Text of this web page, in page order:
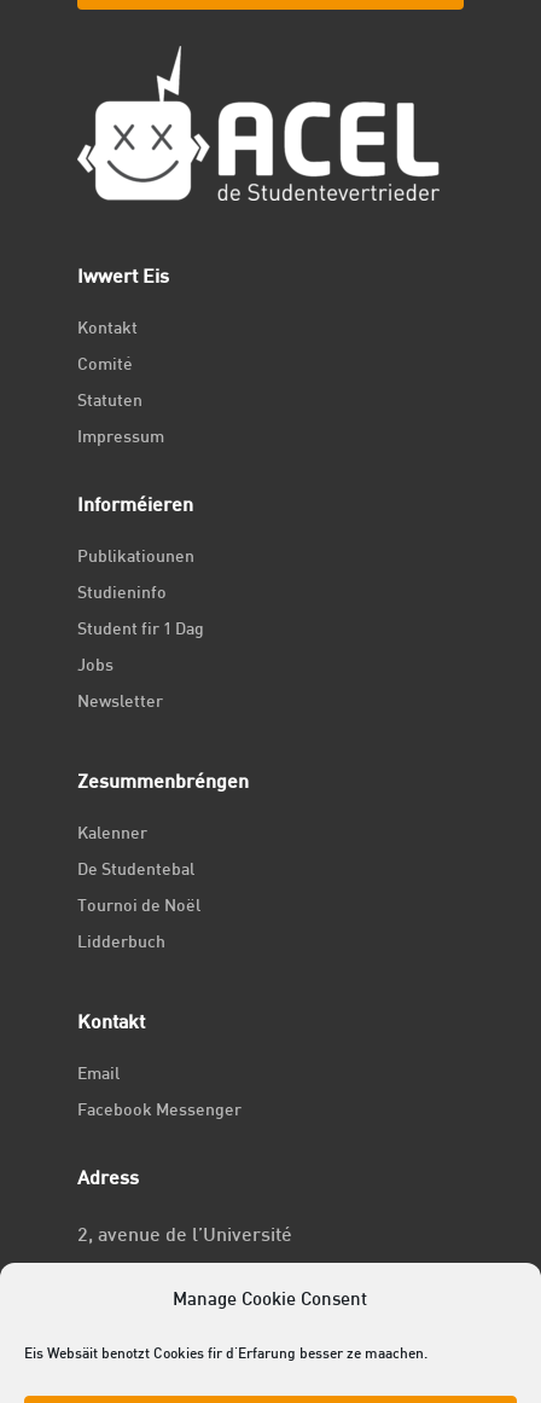
Manage Cookie Consent
Eis Websäit benotzt Cookies fir d'Erfarung besser ze maachen.
Iwwert Eis
Kontakt
Comité
Statuten
Impressum
Informéieren
Publikatiounen
Studieninfo
Student fir 1 Dag
Jobs
Newsletter
Zesummenbréngen
Kalenner
De Studentebal
Tournoi de Noël
Lidderbuch
Kontakt
Email
Facebook Messenger
Adress
2, avenue de l’Université
No RCSL